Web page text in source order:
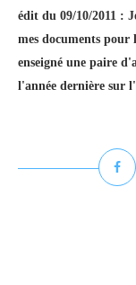
édit du 09/10/2011 :
mes documents pour
enseigné une paire
l'année dernière sur